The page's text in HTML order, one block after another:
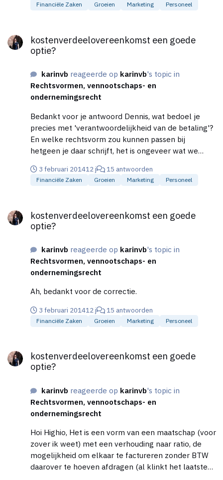
loondienstverband, aangezien een
nu toe. Dat laatste punt zal ik idd nog eens verder
uitzoeken.
Financiële Zaken Groeien Marketing Personeel
kostenverdeelovereenkomst een goede
optie?
karinvb reageerde op karinvb's topic in
Rechtsvormen, vennootschaps- en
ondernemingsrecht
Bedankt voor je antwoord Dennis, wat bedoel je
precies met 'verantwoordelijkheid van de betaling'?
En welke rechtsvorm zou kunnen passen bij
hetgeen je daar schrijft, het is ongeveer wat we
nu dus hebben). Ik vind het overigens niet zo een
bezwaar om de aansprakelijkheid te dragen dit kan
3 februari 201412 j 15 antwoorden
Financiële Zaken Groeien Marketing Personeel
kostenverdeelovereenkomst een goede
optie?
karinvb reageerde op karinvb's topic in
Rechtsvormen, vennootschaps- en
ondernemingsrecht
Ah, bedankt voor de correctie.
3 februari 201412 j 15 antwoorden
Financiële Zaken Groeien Marketing Personeel
kostenverdeelovereenkomst een goede
optie?
karinvb reageerde op karinvb's topic in
Rechtsvormen, vennootschaps- en
ondernemingsrecht
Hoi Highio, Het is een vorm van een maatschap (voor
zover ik weet) met een verhouding naar ratio, de
mogelijkheid om elkaar te factureren zonder BTW
daarover te hoeven afdragen (al klinkt het laatste